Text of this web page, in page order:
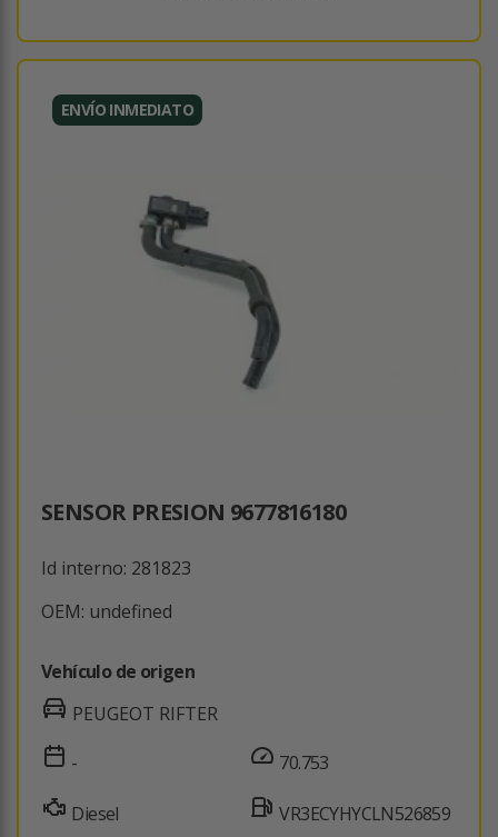
ENVÍO INMEDIATO
SENSOR PRESION 9677816180
Id interno: 281823
OEM: undefined
Vehículo de origen
PEUGEOT RIFTER
-
Diesel
70.753
VR3ECYHYCLN526859